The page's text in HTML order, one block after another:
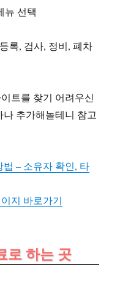
뉴 선택
록, 검사, 정비, 폐차
트를 찾기 어려우신
추가해놀테니 참고
– 소유자 확인, 타
지 바로가기
로 하는 곳